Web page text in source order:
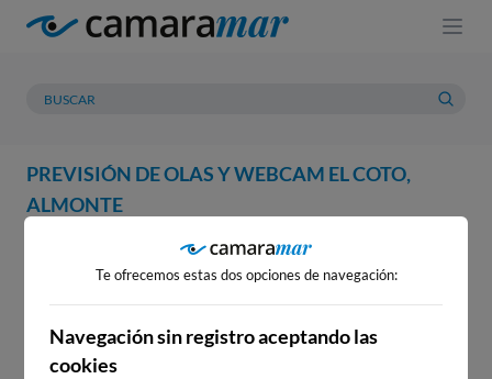
PREVISIÓN DE OLAS Y WEBCAM EL COTO,
ALMONTE
PREVISIÓN METEOROLOGÍA
WEBCAM EL COTO, ALMONTE
Te ofrecemos estas dos opciones de navegación:
Navegación sin registro aceptando las
cookies